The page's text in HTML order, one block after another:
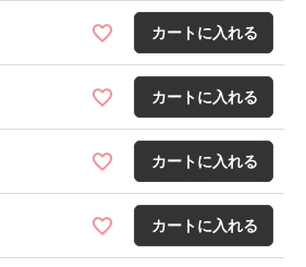
カートに入れる
カートに入れる
カートに入れる
カートに入れる